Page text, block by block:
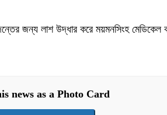
জন্য লাশ উদ্ধার করে ময়মনসিংহ মেডিকেল
news as a Photo Card